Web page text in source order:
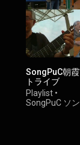
SongPuC朝
トライブ
Playlist •
SongPuC ソ